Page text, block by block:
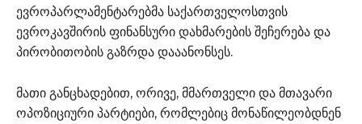
ევროპარლამენტარებმა საქართველოსთვის
ევროკავშირის ფინანსური დახმარების შეჩერება და
პირობითობის გაზრდა დააანონსეს.
მათი განცხადებით, ორივე, მმართველი და მთავარი
ოპოზიციური პარტიები, რომლებიც მონაწილეობდნენ